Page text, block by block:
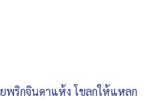
พริกจินดาแห้ง โขลกให้แหลก